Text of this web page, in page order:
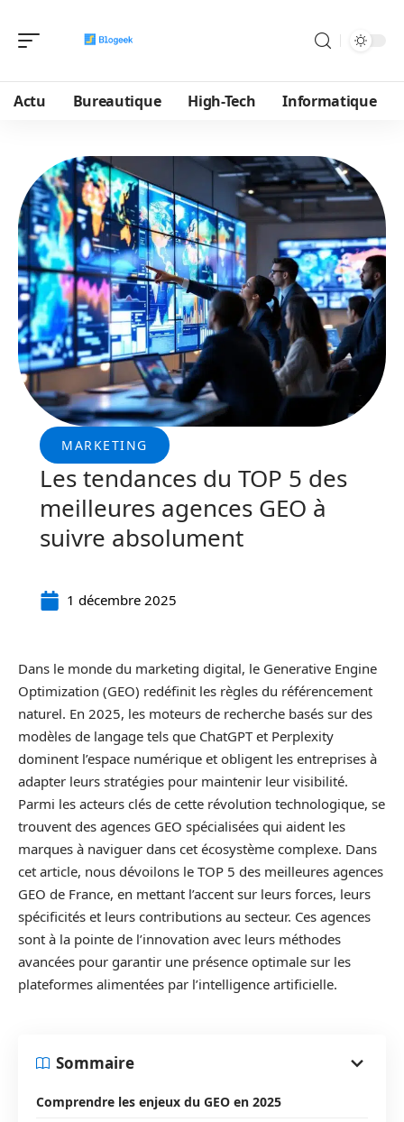
Actu Bureautique High-Tech Informatique
MARKETING
Les tendances du TOP 5 des
meilleures agences GEO à
suivre absolument
1 décembre 2025
Dans le monde du marketing digital, le Generative Engine
Optimization (GEO) redéfinit les règles du référencement
naturel. En 2025, les moteurs de recherche basés sur des
modèles de langage tels que ChatGPT et Perplexity
dominent l’espace numérique et obligent les entreprises à
adapter leurs stratégies pour maintenir leur visibilité.
Parmi les acteurs clés de cette révolution technologique, se
trouvent des agences GEO spécialisées qui aident les
marques à naviguer dans cet écosystème complexe. Dans
cet article, nous dévoilons le TOP 5 des meilleures agences
GEO de France, en mettant l’accent sur leurs forces, leurs
spécificités et leurs contributions au secteur. Ces agences
sont à la pointe de l’innovation avec leurs méthodes
avancées pour garantir une présence optimale sur les
plateformes alimentées par l’intelligence artificielle.
Sommaire
Comprendre les enjeux du GEO en 2025